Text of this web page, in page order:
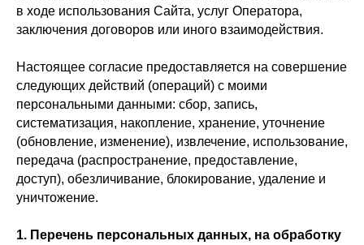
в ходе использования Сайта, услуг Оператора,
заключения договоров или иного взаимодействия.
Настоящее согласие предоставляется на совершение
следующих действий (операций) с моими
персональными данными: сбор, запись,
систематизация, накопление, хранение, уточнение
(обновление, изменение), извлечение, использование,
передача (распространение, предоставление,
доступ), обезличивание, блокирование, удаление и
уничтожение.
1. Перечень персональных данных, на обработку